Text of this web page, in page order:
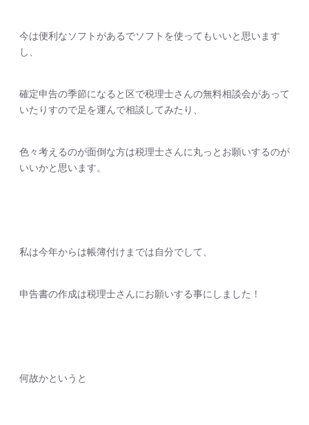
今は便利なソフトがあるでソフトを使ってもいいと思います
し、
確定申告の季節になると区で税理士さんの無料相談会があって
いたりすので足を運んで相談してみたり、
色々考えるのが面倒な方は税理士さんに丸っとお願いするのが
いいかと思います。
私は今年からは帳簿付けまでは自分でして、
申告書の作成は税理士さんにお願いする事にしました！
何故かというと